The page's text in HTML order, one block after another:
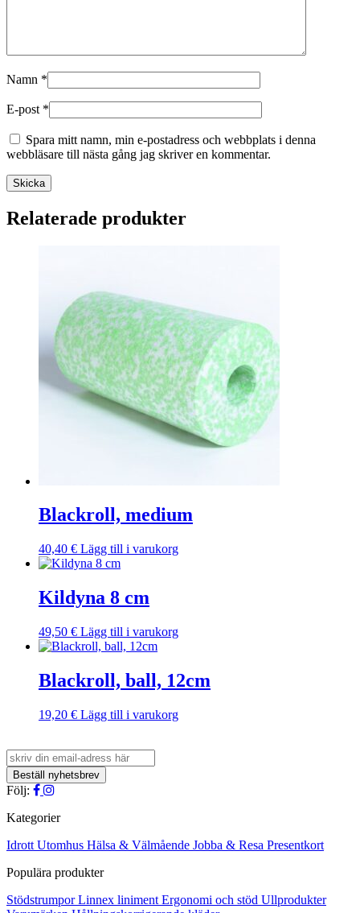
Namn *
E-post *
Spara mitt namn, min e-postadress och webbplats i denna
webbläsare till nästa gång jag skriver en kommentar.
Skicka
Relaterade produkter
Blackroll, medium
40,40 € Lägg till i varukorg
Kildyna 8 cm
49,50 € Lägg till i varukorg
Blackroll, ball, 12cm
19,20 € Lägg till i varukorg
Följ:
Kategorier
Idrott Utomhus Hälsa & Välmående Jobba & Resa Presentkort
Populära produkter
StödstrumporLinnex liniment Ergonomi och stöd Ullprodukter